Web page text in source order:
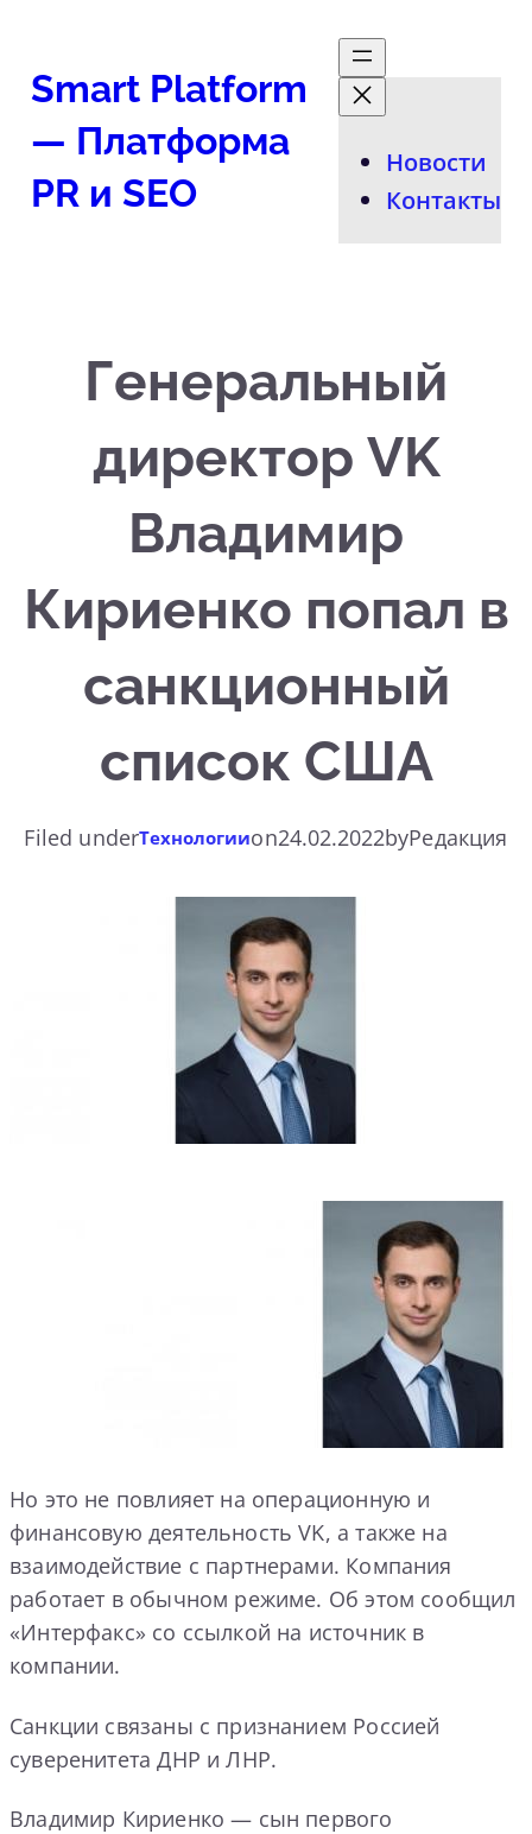
содержимому
Smart Platform
— Платформа
PR и SEO
Новости
Контакты
Генеральный
директор VK
Владимир
Кириенко попал в
санкционный
список США
Filed underТехнологииon24.02.2022byРедакция
Но это не повлияет на операционную и
финансовую деятельность VK, а также на
взаимодействие с партнерами. Компания
работает в обычном режиме. Об этом сообщил
«Интерфакс» со ссылкой на источник в
компании.
Санкции связаны с признанием Россией
суверенитета ДНР и ЛНР.
Владимир Кириенко — сын первого